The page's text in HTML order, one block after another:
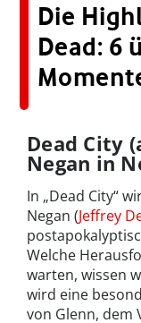
Die
Dead: 6
Dead City
Negan in
In „Dead City“
Negan (Jeffrey
Welche
warten, wissen
wird eine
von Glenn, dem